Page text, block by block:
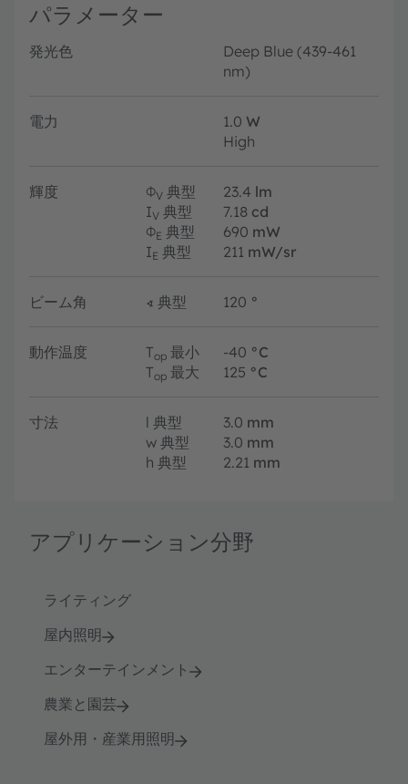
パラメーター
発光色
Deep Blue (439-461
nm)
電力 1.0 W
High
輝度 ΦV 典型 23.4 lm
IV 典型 7.18 cd
ΦE 典型 690 mW
IE 典型 211 mW/sr
ビーム角 ∢ 典型 120 °
動作温度 Top 最小 -40 °C
Top 最大 125 °C
寸法 l 典型 3.0 mm
w 典型 3.0 mm
h 典型 2.21 mm
アプリケーション分野
ライティング
屋内照明
エンターテインメント
農業と園芸
屋外用・産業用照明